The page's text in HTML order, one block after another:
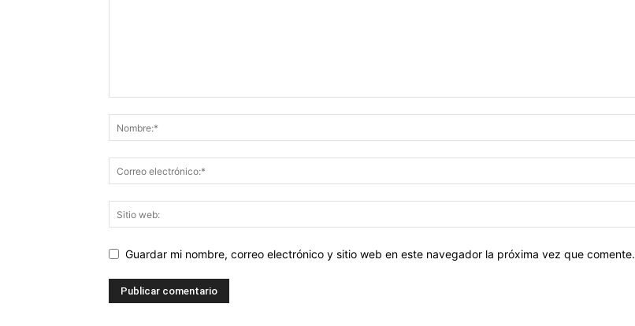
Guardar mi nombre, correo electrónico y sitio web en este navegador la próxima vez que comente.